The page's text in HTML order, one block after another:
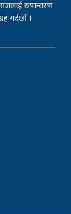
रुपान्तरण
गर्दछौं ।